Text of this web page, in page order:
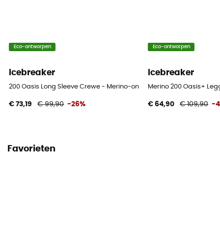
Eco-ontworpen
icebreaker
200 Oasis Long Sleeve Crewe - Merino-ondergoed - Dames
€ 73,19 € 99,90 -26%
Eco-ontworpen
icebreaker
Merino 200 Oasis+
€ 64,90 € 109,90 -
Favorieten